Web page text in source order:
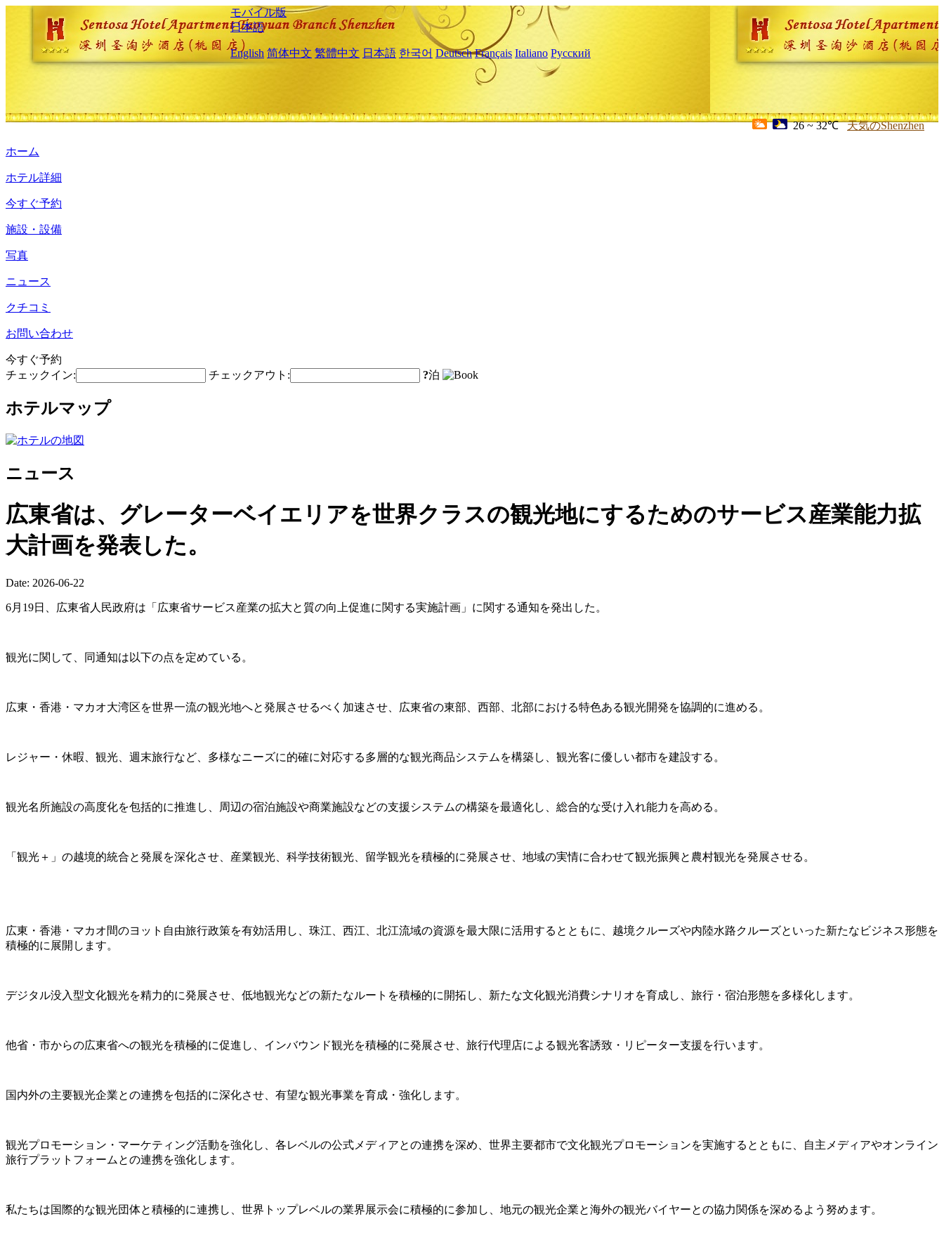
モバイル版
日本語
English 简体中文 繁體中文 日本語 한국어 Deutsch Français Italiano Русский
26 ~ 32℃ 天気のShenzhen
ホーム
ホテル詳細
今すぐ予約
施設・設備
写真
ニュース
クチコミ
お問い合わせ
今すぐ予約
チェックイン:
チェックアウト: ?泊
ホテルマップ
ニュース
広東省は、グレーターベイエリアを世界クラスの観光地にするためのサービス産業能力拡
大計画を発表した。
Date: 2026-06-22
6月19日、広東省人民政府は「広東省サービス産業の拡大と質の向上促進に関する実施計画」に関する通知を発出した。
観光に関して、同通知は以下の点を定めている。
広東・香港・マカオ大湾区を世界一流の観光地へと発展させるべく加速させ、広東省の東部、西部、北部における特色ある観光開発を協調的に進める。
レジャー・休暇、観光、週末旅行など、多様なニーズに的確に対応する多層的な観光商品システムを構築し、観光客に優しい都市を建設する。
観光名所施設の高度化を包括的に推進し、周辺の宿泊施設や商業施設などの支援システムの構築を最適化し、総合的な受け入れ能力を高める。
「観光＋」の越境的統合と発展を深化させ、産業観光、科学技術観光、留学観光を積極的に発展させ、地域の実情に合わせて観光振興と農村観光を発展させる。
広東・香港・マカオ間のヨット自由旅行政策を有効活用し、珠江、西江、北江流域の資源を最大限に活用するとともに、越境クルーズや内陸水路クルーズといった新たなビジネス形態を
積極的に展開します。
デジタル没入型文化観光を精力的に発展させ、低地観光などの新たなルートを積極的に開拓し、新たな文化観光消費シナリオを育成し、旅行・宿泊形態を多様化します。
他省・市からの広東省への観光を積極的に促進し、インバウンド観光を積極的に発展させ、旅行代理店による観光客誘致・リピーター支援を行います。
国内外の主要観光企業との連携を包括的に深化させ、有望な観光事業を育成・強化します。
観光プロモーション・マーケティング活動を強化し、各レベルの公式メディアとの連携を深め、世界主要都市で文化観光プロモーションを実施するとともに、自主メディアやオンライン
旅行プラットフォームとの連携を強化します。
私たちは国際的な観光団体と積極的に連携し、世界トップレベルの業界展示会に積極的に参加し、地元の観光企業と海外の観光バイヤーとの協力関係を深めるよう努めます。